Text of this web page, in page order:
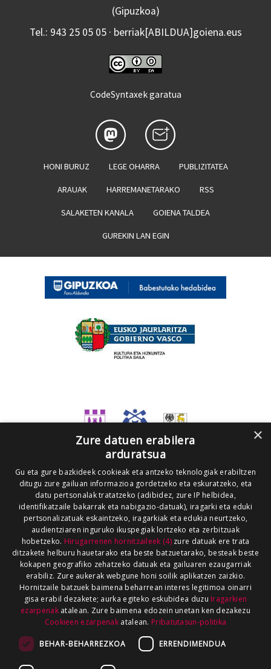
(Gipuzkoa)
Tel.: 943 25 05 05 · berriak[ABILDUA]goiena.eus
CodeSyntaxek garatua
HONI BURUZ LEGE OHARRA PUBLIZITATEA
ARAUAK HARREMANETARAKO RSS
SALAKETEN KANALA GOIENA TALDEA
GUREKIN LAN EGIN
×
Zure datuen erabilera
arduratsua
Gu eta gure bazkideek cookieak eta antzeko teknologiak erabiltzen
ditugu zure gailuan informazioa gordetzeko eta eskuratzeko, eta
datu pertsonalak tratatzeko (adibidez, zure IP helbidea,
identifikatzaile bakarrak eta nabigazio-datuak), iragarki eta eduki
pertsonalizatuak eskaintzeko, iragarkiak eta edukia neurtzeko,
audientziaren inguruko ikuspegiak lortzeko eta zerbitzuak
hobetzeko. Hirugarrenen hornitzaileek (4)zure datuak ere trata
ditzakete helburu hauetarako eta beste batzuetarako, besteak beste
kokapen geografiko zehatzeko datuak eta gailuaren ezaugarriak
erabiliz. Zure aukerak webgune honi soilik aplikatzen zaizkio.
Hornitzaile batzuek baimena beharrean interes legitimoa oinarri
gisa erabil dezakete; aurka egiteko eskubidea duzu Iragarkien
ezarpenakatalean. Zure baimena edozein unetan ken dezakezu
Cookieen ezarpenak atalean. Pribatutasun-politika
BEHAR-BEHARREZKOA ERRENDIMENDUA